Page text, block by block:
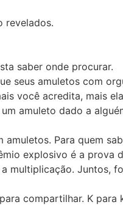
revelados.
saber onde procurar.
seus amuletos com
você acredita, mais
amuleto dado a
amuletos. Para quem
explosivo é a prova
multiplicação. Juntos,
compartilhar. K